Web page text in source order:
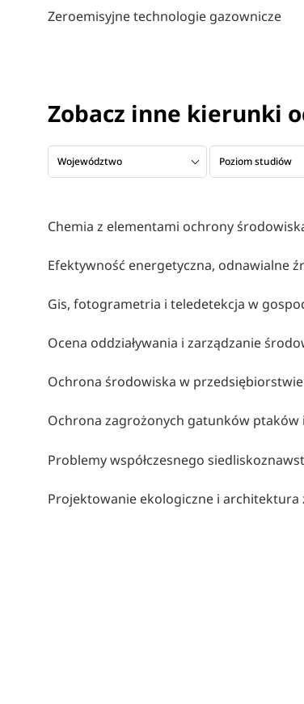
Zeroemisyjne technologie gazownicze
Zobacz inne kierunki
Województwo Poziom studiów
Chemia z elementami ochrony
Ocena oddziaływania i zarządzanie
Ochrona środowiska w przedsiębiorstwie